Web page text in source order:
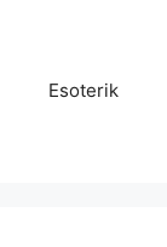
Esoterik